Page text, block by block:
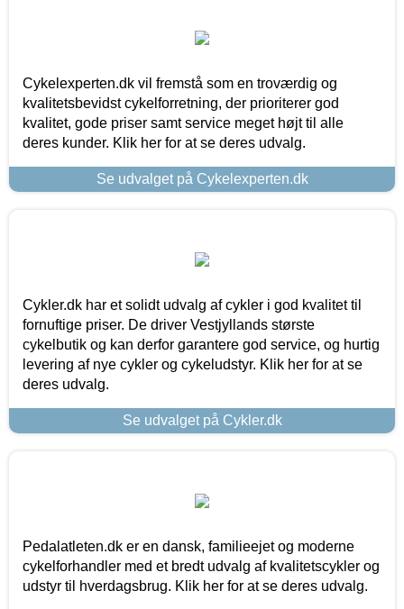
Cykelexperten.dk vil fremstå som en troværdig og
kvalitetsbevidst cykelforretning, der prioriterer god
kvalitet, gode priser samt service meget højt til alle
deres kunder. Klik her for at se deres udvalg.
Se udvalget på Cykelexperten.dk
Cykler.dk har et solidt udvalg af cykler i god kvalitet til
fornuftige priser. De driver Vestjyllands største
cykelbutik og kan derfor garantere god service, og hurtig
levering af nye cykler og cykeludstyr. Klik her for at se
deres udvalg.
Se udvalget på Cykler.dk
Pedalatleten.dk er en dansk, familieejet og moderne
cykelforhandler med et bredt udvalg af kvalitetscykler og
udstyr til hverdagsbrug. Klik her for at se deres udvalg.